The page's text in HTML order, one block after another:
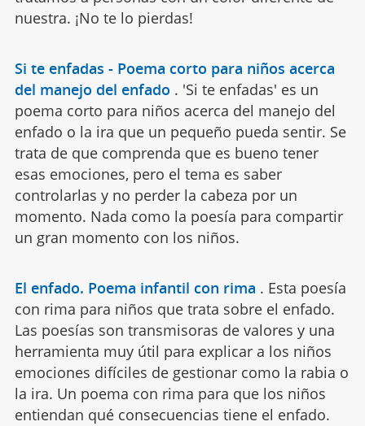
nuestra. ¡No te lo pierdas!
Si te enfadas - Poema corto para niños acerca
del manejo del enfado . 'Si te enfadas' es un
poema corto para niños acerca del manejo del
enfado o la ira que un pequeño pueda sentir. Se
trata de que comprenda que es bueno tener
esas emociones, pero el tema es saber
controlarlas y no perder la cabeza por un
momento. Nada como la poesía para compartir
un gran momento con los niños.
El enfado. Poema infantil con rima . Esta poesía
con rima para niños que trata sobre el enfado.
Las poesías son transmisoras de valores y una
herramienta muy útil para explicar a los niños
emociones difíciles de gestionar como la rabia o
la ira. Un poema con rima para que los niños
entiendan qué consecuencias tiene el enfado.